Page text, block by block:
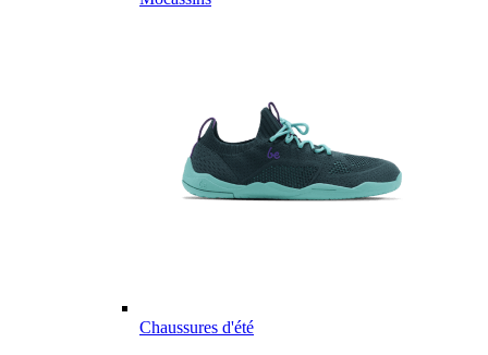
Chaussures d'été